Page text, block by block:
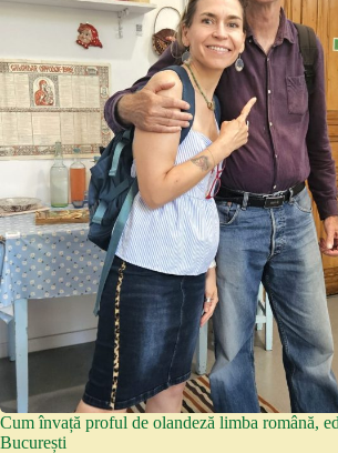
Cum învață proful de olandeză limba română,
București